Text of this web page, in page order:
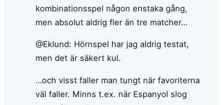
kombinationsspel någon enstaka gång,
men absolut aldrig fler än tre matcher…
@Eklund: Hörnspel har jag aldrig testat,
men det är säkert kul.
…och visst faller man tungt när favoriterna
väl faller. Minns t.ex. när Espanyol slog